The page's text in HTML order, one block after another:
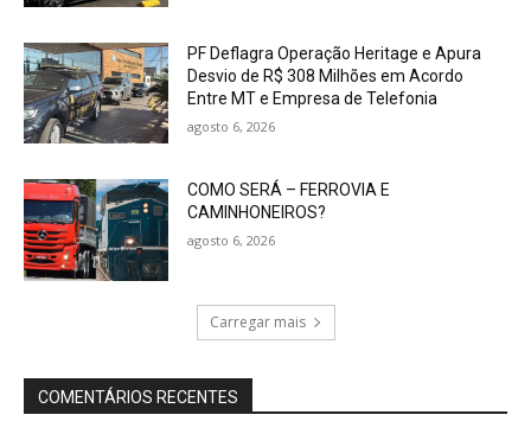
PF Deflagra Operação Heritage e Apura
Desvio de R$ 308 Milhões em Acordo
Entre MT e Empresa de Telefonia
agosto 6, 2026
COMO SERÁ – FERROVIA E
CAMINHONEIROS?
agosto 6, 2026
Carregar mais
COMENTÁRIOS RECENTES